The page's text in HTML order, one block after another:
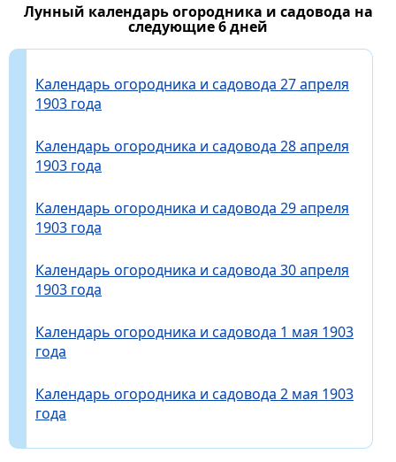
Лунный календарь огородника и садовода на
следующие 6 дней
Календарь огородника и садовода 27 апреля
1903 года
Календарь огородника и садовода 28 апреля
1903 года
Календарь огородника и садовода 29 апреля
1903 года
Календарь огородника и садовода 30 апреля
1903 года
Календарь огородника и садовода 1 мая 1903
года
Календарь огородника и садовода 2 мая 1903
года